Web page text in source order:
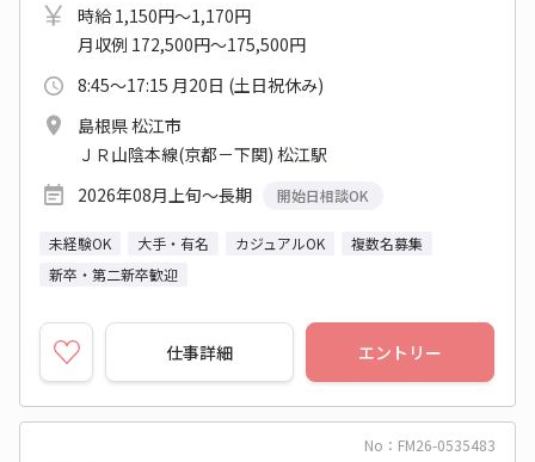
時給 1,150円～1,170円
月収例 172,500円～175,500円
8:45～17:15 月20日 (土日祝休み)
島根県 松江市
ＪＲ山陰本線(京都－下関) 松江駅
2026年08月上旬～長期
開始日相談OK
未経験OK 大手・有名 カジュアルOK
複数名募集
新卒・第二新卒歓迎
仕事詳細 エントリー
No：FM26-0535483